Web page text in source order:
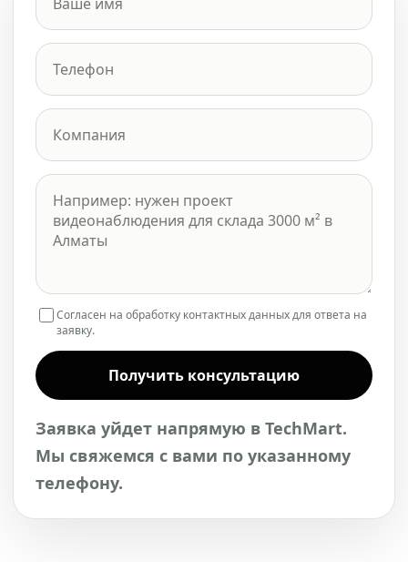
Согласен на обработку контактных данных для ответа на
заявку.
Получить консультацию
Заявка уйдет напрямую в TechMart.
Мы свяжемся с вами по указанному
телефону.